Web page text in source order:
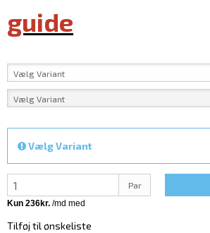
guide
Vælg Variant
Vælg Variant
Vælg Variant
Par
Tilføj til ønskeliste